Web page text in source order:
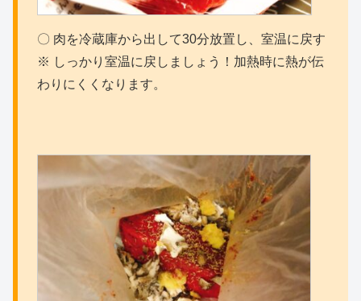
〇 肉を冷蔵庫から出して30分放置し、室温に戻す
※ しっかり室温に戻しましょう！加熱時に熱が伝
わりにくくなります。